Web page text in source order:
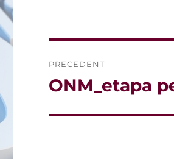
în
PRECEDENT
Articolul
ONM_etapa